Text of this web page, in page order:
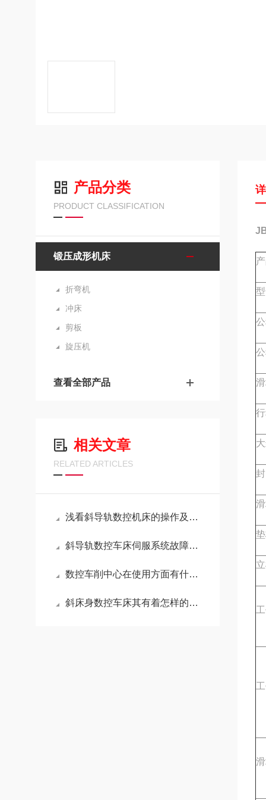
产品分类
PRODUCT CLASSIFICATION
锻压成形机床
折弯机
冲床
剪板
旋压机
查看全部产品
相关文章
RELATED ARTICLES
浅看斜导轨数控机床的操作及注意事项
斜导轨数控车床伺服系统故障诊断与处理
数控车削中心在使用方面有什么地方需要注意的呢？
斜床身数控车床其有着怎样的特点呢？